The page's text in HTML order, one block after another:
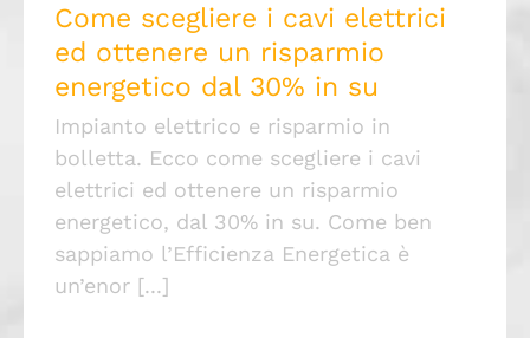
Come scegliere i cavi elettrici
ed ottenere un risparmio
energetico dal 30% in su
Impianto elettrico e risparmio in
bolletta. Ecco come scegliere i cavi
elettrici ed ottenere un risparmio
energetico, dal 30% in su. Come ben
sappiamo l’Efficienza Energetica è
un’enor [...]